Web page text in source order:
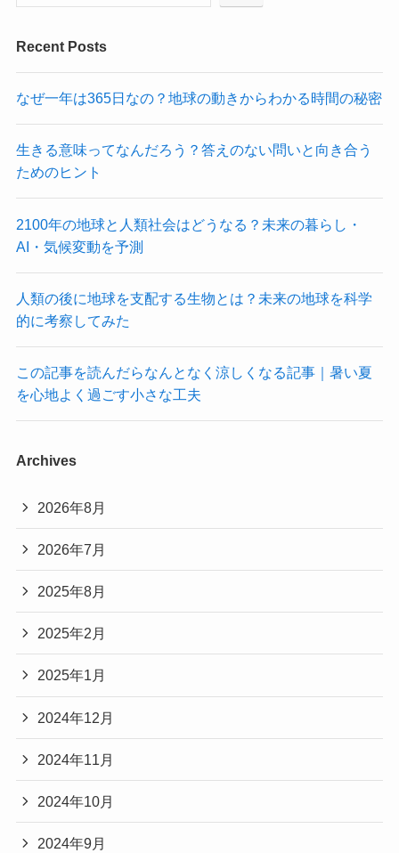
Recent Posts
なぜ一年は365日なの？地球の動きからわかる時間の秘密
生きる意味ってなんだろう？答えのない問いと向き合う
ためのヒント
2100年の地球と人類社会はどうなる？未来の暮らし・
AI・気候変動を予測
人類の後に地球を支配する生物とは？未来の地球を科学
的に考察してみた
この記事を読んだらなんとなく涼しくなる記事｜暑い夏
を心地よく過ごす小さな工夫
Archives
2026年8月
2026年7月
2025年8月
2025年2月
2025年1月
2024年12月
2024年11月
2024年10月
2024年9月